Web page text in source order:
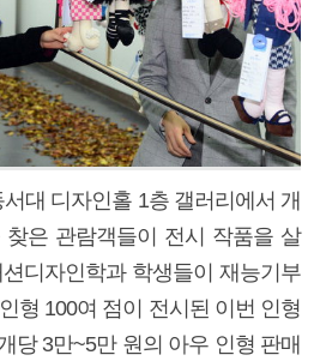
대 디자인홀 1층 갤러리에서 개
은 관람객들이 전시 작품을 살
디자인학과 학생들이 재능기부
형 100여 점이 전시된 이번 인형
당 3만~5만 원의 아우 인형 판매